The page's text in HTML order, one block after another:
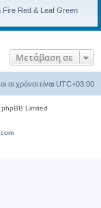
η
Fire Red & Leaf Green
Μετάβαση σε
οι χρόνοι είναι UTC+03:00
Limited